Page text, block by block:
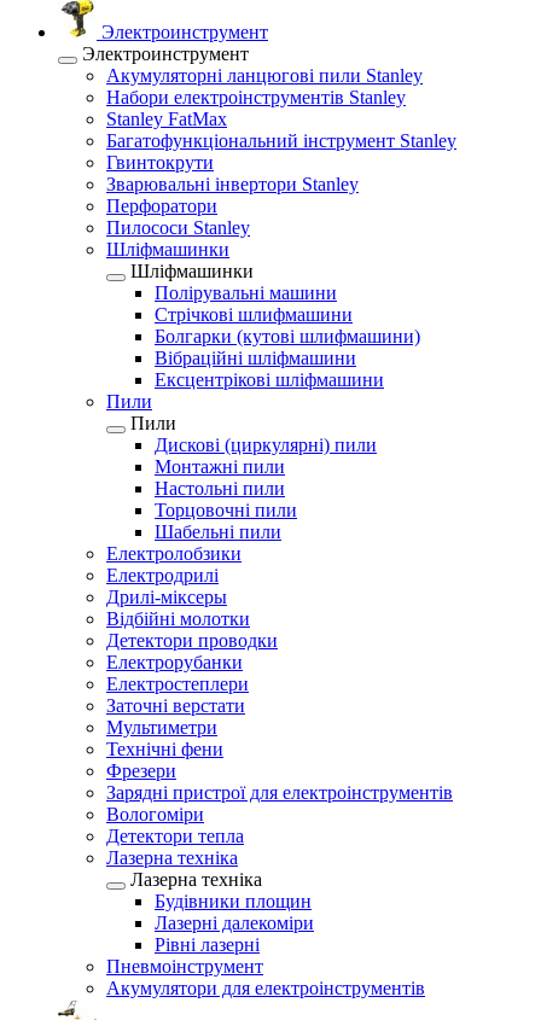
Электроинструмент
Электроинструмент
Акумуляторні ланцюгові пили Stanley
Набори електроінструментів Stanley
Stanley FatMax
Багатофункціональний інструмент Stanley
Гвинтокрути
Зварювальні інвертори Stanley
Перфоратори
Пилососи Stanley
Шліфмашинки
Шліфмашинки
Полірувальні машини
Стрічкові шлифмашини
Болгарки (кутові шлифмашини)
Вібраційні шліфмашини
Ексцентрікові шліфмашини
Пили
Пили
Дискові (циркулярні) пили
Монтажні пили
Настольні пили
Торцовочні пили
Шабельні пили
Електролобзики
Електродрилі
Дрилі-міксеры
Відбійні молотки
Детектори проводки
Електрорубанки
Електростеплери
Заточні верстати
Мультиметри
Технічні фени
Фрезери
Зарядні пристрої для електроінструментів
Вологоміри
Детектори тепла
Лазерна техніка
Лазерна техніка
Будівники площин
Лазерні далекоміри
Рівні лазерні
Пневмоінструмент
Акумулятори для електроінструментів